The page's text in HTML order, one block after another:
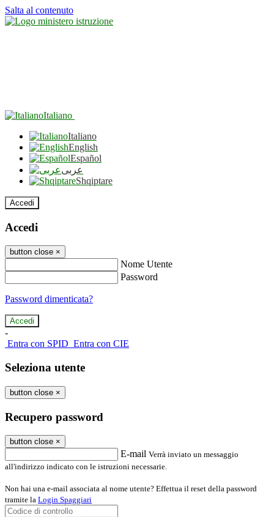
Salta al contenuto
Italiano
Italiano
English
Español
عربى
Shqiptare
Accedi
Accedi
button close ×
Nome Utente
Password
Password dimenticata?
-
Entra con SPID Entra con CIE
Seleziona utente
button close ×
Recupero password
button close ×
E-mail Verrà inviato un messaggio
all'indirizzo indicato con le istruzioni necessarie.
Non hai una e-mail associata al nome utente? Effettua il reset della password
tramite la Login Spaggiari